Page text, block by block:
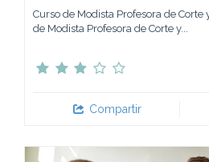
Curso de Modista Profesora de Corte
de Modista Profesora de Corte y...
Compartir